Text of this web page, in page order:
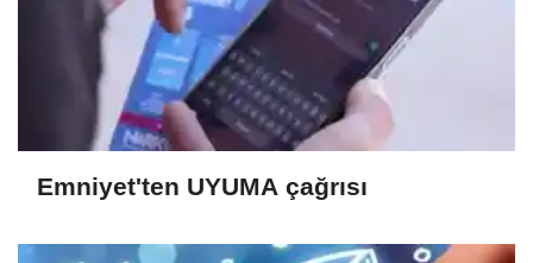
Emniyet'ten UYUMA çağrısı